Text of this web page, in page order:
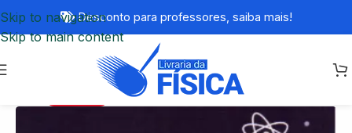
Skip to navigation
Skip to main content
Desconto para professores, saiba mais!